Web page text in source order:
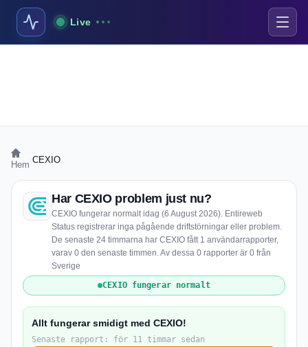
Live
Hem CEXIO
Har CEXIO problem just nu?
CEXIO fungerar normalt idag (6 August 2026). Entireweb
Status registrerar inga pågående driftstörningar eller problem.
De senaste 24 timmarna har CEXIO fått 1 användarrapporter,
varav 0 den senaste timmen. Av dessa 0 rapporter är 0 från
Sverige
CEXIO fungerar normalt
Allt fungerar smidigt med CEXIO!
Senaste rapport: för 11 timmar sedan